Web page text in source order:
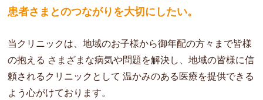
患者さまとのつながりを大切にしたい。
当クリニックは、地域のお子様から御年配の方々まで皆様
の抱える さまざまな病気や問題を解決し、地域の皆様に信
頼されるクリニックとして 温かみのある医療を提供できる
よう心がけております。